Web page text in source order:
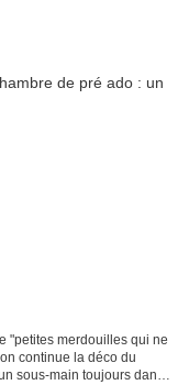
"petites merdouilles qui ne
continue la déco du
sous-main toujours dans